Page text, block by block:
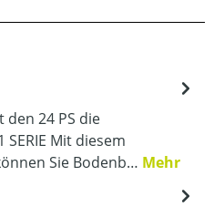
den 24 PS die
Mit diesem
Sie Bodenb… Mehr